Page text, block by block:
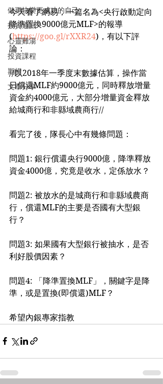
做更快樂更成功的自己
投資通訊
心靈雞湯
投資課程
期權
文章分享
今天看了網易，一篇名為<央行啟動定向
降準置換9000億元MLF>的報導
(https://goo.gl/rXXR24)，有以下評
論：
//以2018年一季度末數據估算，操作當
日償還MLF約9000億元，同時釋放增量
資金約4000億元，大部分增量資金釋放
給城商行和非縣域農商行//
看完了後，隊長心中有幾條問題：
問題1: 銀行償還央行9000億，降準釋放
資金4000億，究竟是收水，定係放水？
問題2: 被放水的是城商行和非縣域農商
行，償還MLF的主要是否國有大型銀
行？
問題3: 如果國有大型銀行被抽水，是否
利好股價因素？
問題4: 「降準置換MLF」，關鍵字是降
準，或是置換(即償還)MLF？
希望內銀專家指教